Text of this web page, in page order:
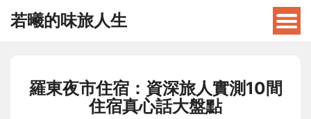
若曦的味旅人生
羅東夜市住宿：資深旅人實測10間
住宿真心話大盤點